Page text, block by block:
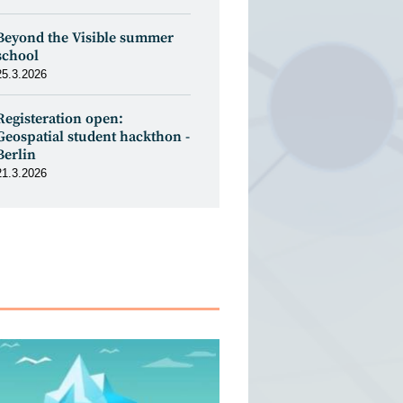
the Visible summer
open:
student hackthon -